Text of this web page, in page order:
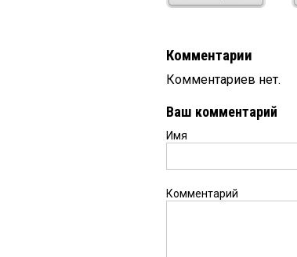
Комментарии
Комментариев нет.
Ваш комментарий
Имя
Комментарий